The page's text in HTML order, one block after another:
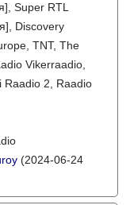
Super RTL
Discovery
TNT, The
Vikerraadio,
Raadio 2, Raadio
(2024-06-24